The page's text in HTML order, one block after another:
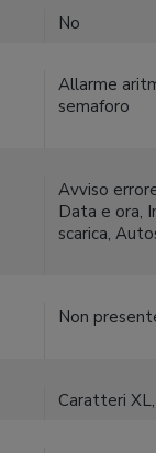
No
Allarme
semaforo
Avviso
Data e ora,
scarica,
Non
Caratteri